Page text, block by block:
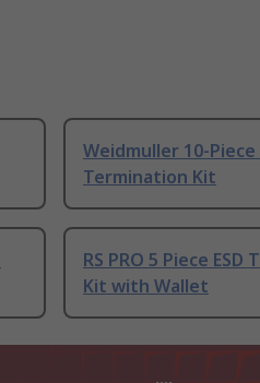
Weidmuller 10-Piece
Termination Kit
RS PRO 5 Piece ESD
Kit with Wallet